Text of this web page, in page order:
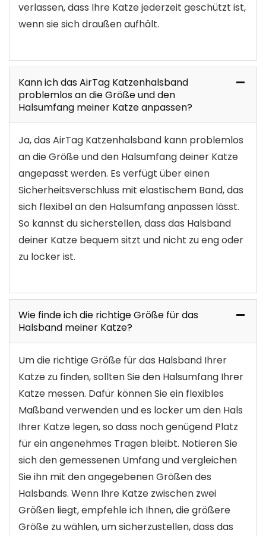
verlassen, dass Ihre Katze jederzeit geschützt ist,
wenn sie sich draußen aufhält.
Kann ich das AirTag Katzenhalsband
problemlos an die Größe und den
Halsumfang meiner Katze anpassen?
Ja, das AirTag Katzenhalsband kann problemlos
an die Größe und den Halsumfang deiner Katze
angepasst werden. Es verfügt über einen
Sicherheitsverschluss mit elastischem Band, das
sich flexibel an den Halsumfang anpassen lässt.
So kannst du sicherstellen, dass das Halsband
deiner Katze bequem sitzt und nicht zu eng oder
zu locker ist.
Wie finde ich die richtige Größe für das
Halsband meiner Katze?
Um die richtige Größe für das Halsband Ihrer
Katze zu finden, sollten Sie den Halsumfang Ihrer
Katze messen. Dafür können Sie ein flexibles
Maßband verwenden und es locker um den Hals
Ihrer Katze legen, so dass noch genügend Platz
für ein angenehmes Tragen bleibt. Notieren Sie
sich den gemessenen Umfang und vergleichen
Sie ihn mit den angegebenen Größen des
Halsbands. Wenn Ihre Katze zwischen zwei
Größen liegt, empfehle ich Ihnen, die größere
Größe zu wählen, um sicherzustellen, dass das